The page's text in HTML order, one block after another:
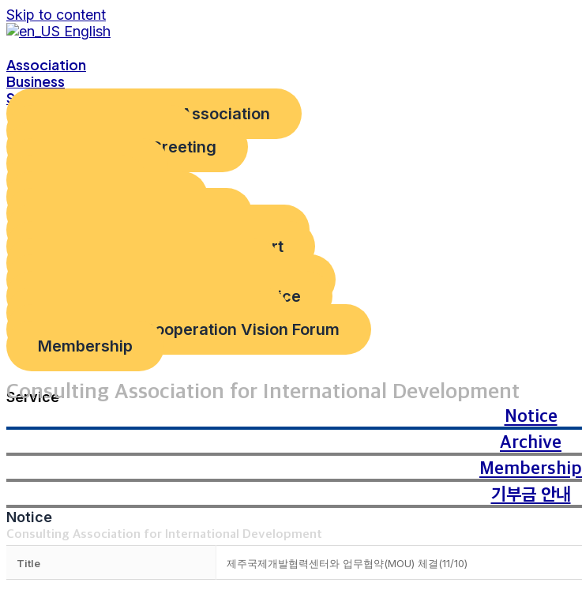
Skip to content
English
Association
Business
Service
Introduction to the Association
Chairperson's Greeting
ODA Project Exploration Support
ODA Information Provision Service
Development Cooperation Vision Forum
Membership
Service
Consulting Association for International Development
Notice
Archive
Membership
기부금 안내
Notice
Consulting Association for International Development
Title 제주국제개발협력센터와 업무협약(MOU) 체결(11/10)